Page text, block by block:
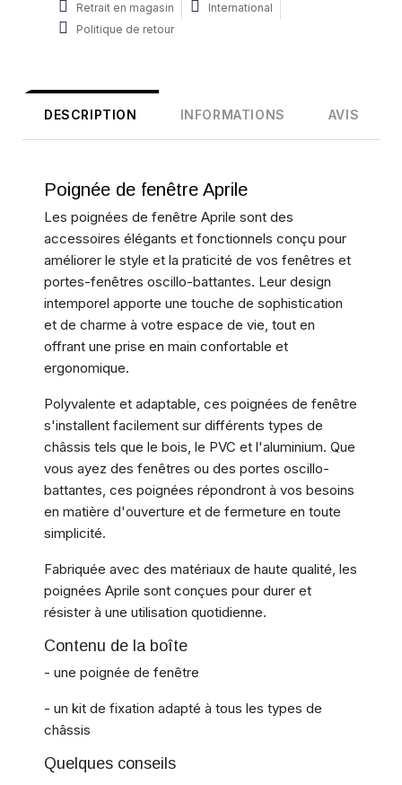
Retrait en magasin
International
Politique de retour
DESCRIPTION INFORMATIONS AVIS
Poignée de fenêtre Aprile
Les poignées de fenêtre Aprile sont des
accessoires élégants et fonctionnels conçu pour
améliorer le style et la praticité de vos fenêtres et
portes-fenêtres oscillo-battantes. Leur design
intemporel apporte une touche de sophistication
et de charme à votre espace de vie, tout en
offrant une prise en main confortable et
ergonomique.
Polyvalente et adaptable, ces poignées de fenêtre
s'installent facilement sur différents types de
châssis tels que le bois, le PVC et l'aluminium. Que
vous ayez des fenêtres ou des portes oscillo-
battantes, ces poignées répondront à vos besoins
en matière d'ouverture et de fermeture en toute
simplicité.
Fabriquée avec des matériaux de haute qualité, les
poignées Aprile sont conçues pour durer et
résister à une utilisation quotidienne.
Contenu de la boîte
- une poignée de fenêtre
- un kit de fixation adapté à tous les types de
châssis
Quelques conseils